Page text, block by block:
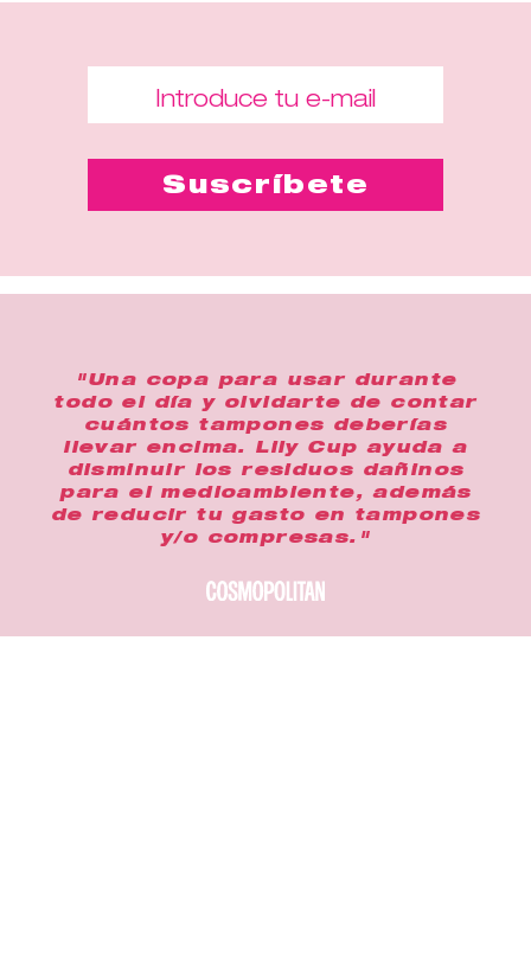
"Una copa para usar durante
todo el día y olvidarte de contar
cuántos tampones deberías
llevar encima. Lily Cup ayuda a
disminuir los residuos dañinos
para el medioambiente, además
de reducir tu gasto en tampones
y/o compresas."